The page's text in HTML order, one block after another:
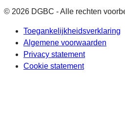
© 2026 DGBC - Alle rechten
Toegankelijkheidsverklaring
Algemene voorwaarden
Privacy statement
Cookie statement